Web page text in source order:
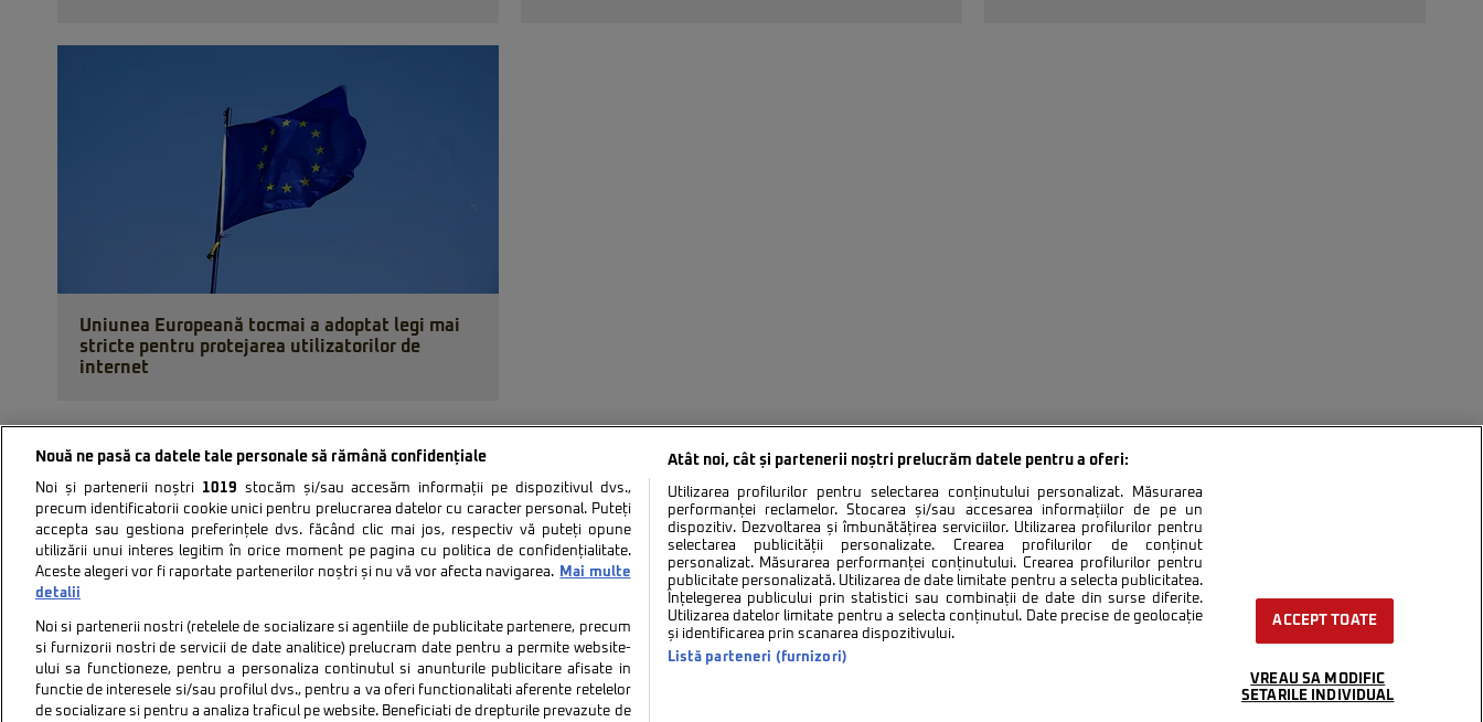
Uniunea Europeană tocmai a adoptat legi mai
stricte pentru protejarea utilizatorilor de
internet
Politica de confidentialitate Politica de cookies Termeni si conditii Contact Setări Cookies
Nouă ne pasă ca datele tale personale să rămână confidențiale
Noi și partenerii noștri 1019 stocăm și/sau accesăm informații pe dispozitivul dvs.,
precum identificatorii cookie unici pentru prelucrarea datelor cu caracter personal. Puteți
accepta sau gestiona preferințele dvs. făcând clic mai jos, respectiv vă puteți opune
utilizării unui interes legitim în orice moment pe pagina cu politica de confidențialitate.
Aceste alegeri vor fi raportate partenerilor noștri și nu vă vor afecta navigarea.
Mai multe
detalii
Noi si partenerii nostri (retelele de socializare si agentiile de publicitate partenere, precum
si furnizorii nostri de servicii de date analitice) prelucram date pentru a permite website-
ului sa functioneze, pentru a personaliza continutul si anunturile publicitare afisate in
functie de interesele si/sau profilul dvs., pentru a va oferi functionalitati aferente retelelor
de socializare si pentru a analiza traficul pe website. Beneficiati de drepturile prevazute de
Atât noi, cât și partenerii noștri prelucrăm datele pentru a oferi:
Utilizarea profilurilor pentru selectarea conținutului personalizat. Măsurarea
performanței reclamelor. Stocarea și/sau accesarea informațiilor de pe un
dispozitiv. Dezvoltarea și îmbunătățirea serviciilor. Utilizarea profilurilor pentru
selectarea publicității personalizate. Crearea profilurilor de conținut
personalizat. Măsurarea performanței conținutului. Crearea profilurilor pentru
publicitate personalizată. Utilizarea de date limitate pentru a selecta publicitatea.
Înțelegerea publicului prin statistici sau combinații de date din surse diferite.
Utilizarea datelor limitate pentru a selecta conținutul. Date precise de geolocație
și identificarea prin scanarea dispozitivului.
Listă parteneri (furnizori)
ACCEPT TOATE
VREAU SA MODIFIC
SETARILE INDIVIDUAL